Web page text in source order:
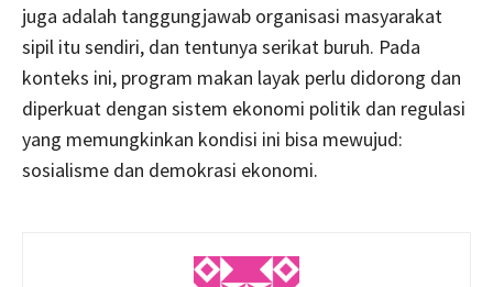
juga adalah tanggungjawab organisasi masyarakat
sipil itu sendiri, dan tentunya serikat buruh. Pada
konteks ini, program makan layak perlu didorong dan
diperkuat dengan sistem ekonomi politik dan regulasi
yang memungkinkan kondisi ini bisa mewujud:
sosialisme dan demokrasi ekonomi.